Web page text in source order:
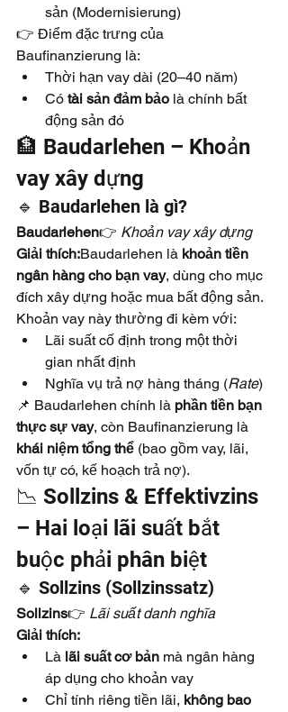
sản (Modernisierung)
👉 Điểm đặc trưng của
Baufinanzierung là:
Thời hạn vay dài (20–40 năm)
Có tài sản đảm bảo là chính bất
động sản đó
🏦 Baudarlehen – Khoản
vay xây dựng
🔹 Baudarlehen là gì?
Baudarlehen👉 Khoản vay xây dựng
Giải thích:Baudarlehen là khoản tiền
ngân hàng cho bạn vay, dùng cho mục
đích xây dựng hoặc mua bất động sản.
Khoản vay này thường đi kèm với:
Lãi suất cố định trong một thời
gian nhất định
Nghĩa vụ trả nợ hàng tháng (Rate)
📌 Baudarlehen chính là phần tiền bạn
thực sự vay, còn Baufinanzierung là
khái niệm tổng thể (bao gồm vay, lãi,
vốn tự có, kế hoạch trả nợ).
📉 Sollzins & Effektivzins
– Hai loại lãi suất bắt
buộc phải phân biệt
🔹 Sollzins (Sollzinssatz)
Sollzins👉 Lãi suất danh nghĩa
Giải thích:
Là lãi suất cơ bản mà ngân hàng
áp dụng cho khoản vay
Chỉ tính riêng tiền lãi, không bao